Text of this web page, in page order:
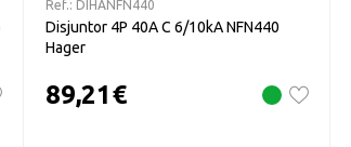
Ref.: DIHANFN440
Disjuntor 4P 40A C 6/10kA NFN440
Hager
89,21€